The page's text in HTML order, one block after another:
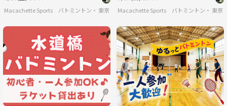
ト！お一人様大歓迎♪
Macachette Sports バトミントン・フットサル
東京
ト！お一人様大歓迎♪
Macachette Sports バトミントン・フッ
東京